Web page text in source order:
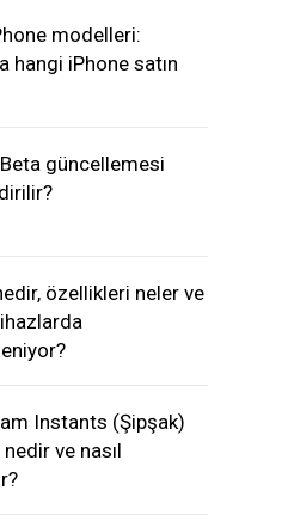
modelleri:
hangi iPhone satın
güncellemesi
özellikleri neler ve
Instants (Şipşak)
ve nasıl